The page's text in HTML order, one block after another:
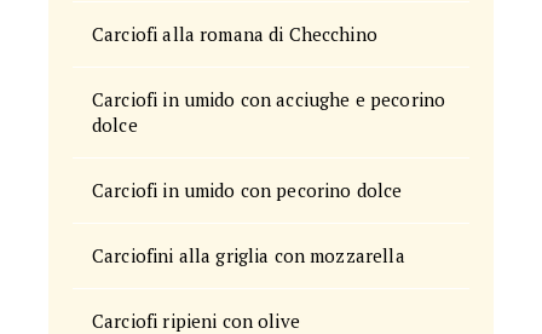
Carciofi alla romana di Checchino
Carciofi in umido con acciughe e pecorino
dolce
Carciofi in umido con pecorino dolce
Carciofini alla griglia con mozzarella
Carciofi ripieni con olive